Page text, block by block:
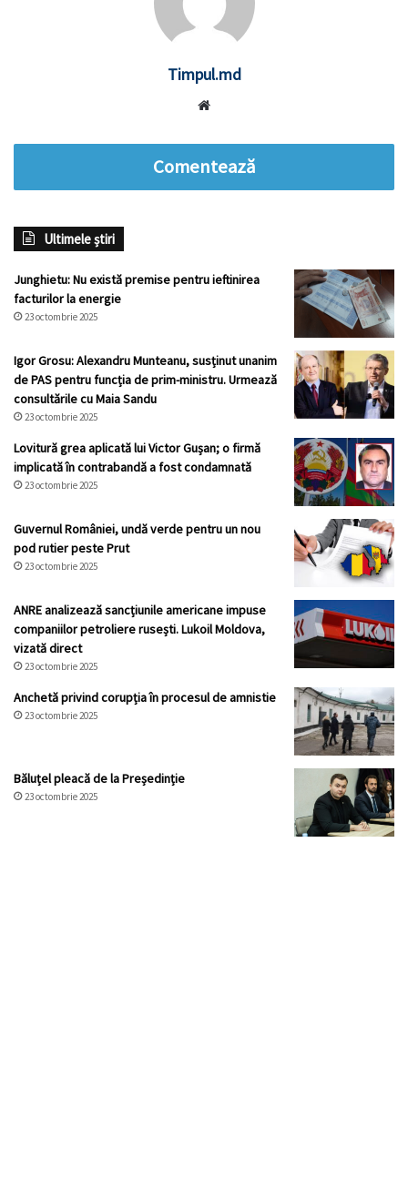
Timpul.md
Comentează
Ultimele știri
Junghietu: Nu există premise pentru ieftinirea
facturilor la energie
23 octombrie 2025
Igor Grosu: Alexandru Munteanu, susținut unanim
de PAS pentru funcția de prim-ministru. Urmează
consultările cu Maia Sandu
23 octombrie 2025
Lovitură grea aplicată lui Victor Gușan; o firmă
implicată în contrabandă a fost condamnată
23 octombrie 2025
Guvernul României, undă verde pentru un nou
pod rutier peste Prut
23 octombrie 2025
ANRE analizează sancțiunile americane impuse
companiilor petroliere rusești. Lukoil Moldova,
vizată direct
23 octombrie 2025
Anchetă privind corupția în procesul de amnistie
23 octombrie 2025
Băluțel pleacă de la Președinție
23 octombrie 2025